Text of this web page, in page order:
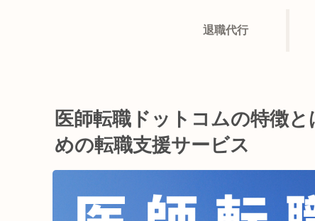
退職代行
医師転職ドットコムの特徴
めの転職支援サービス